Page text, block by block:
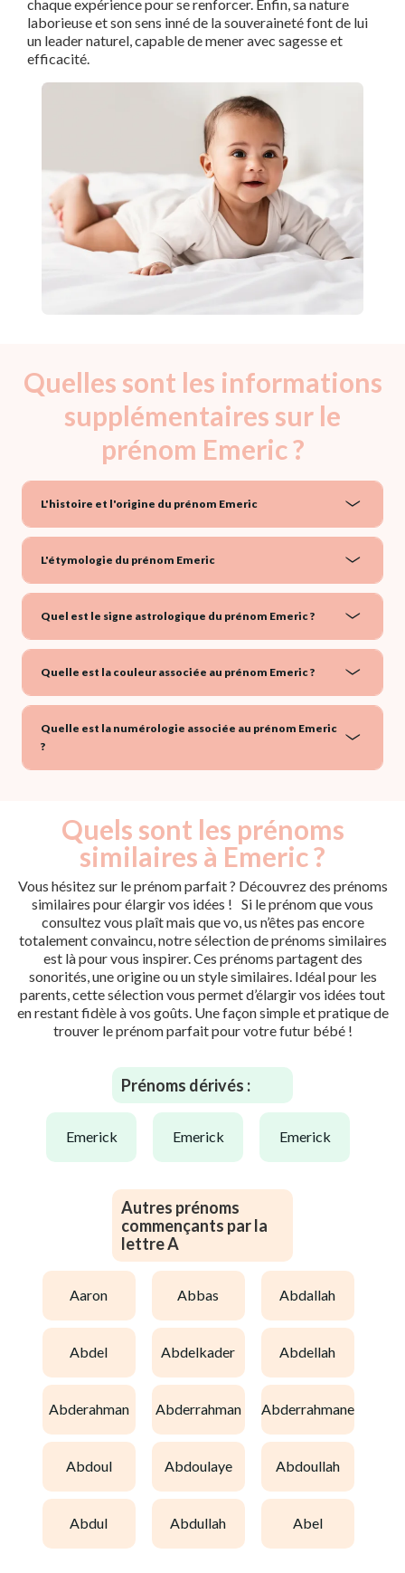
chaque expérience pour se renforcer. Enfin, sa nature
laborieuse et son sens inné de la souveraineté font de lui
un leader naturel, capable de mener avec sagesse et
efficacité.
Quelles sont les informations
supplémentaires sur le
prénom Emeric ?
L'histoire et l'origine du prénom Emeric
L'étymologie du prénom Emeric
Quel est le signe astrologique du prénom Emeric ?
Quelle est la couleur associée au prénom Emeric ?
Quelle est la numérologie associée au prénom Emeric
?
Quels sont les prénoms
similaires à Emeric ?
Vous hésitez sur le prénom parfait ? Découvrez des prénoms
similaires pour élargir vos idées ! Si le prénom que vous
consultez vous plaît mais que vo, us n’êtes pas encore
totalement convaincu, notre sélection de prénoms similaires
est là pour vous inspirer. Ces prénoms partagent des
sonorités, une origine ou un style similaires. Idéal pour les
parents, cette sélection vous permet d’élargir vos idées tout
en restant fidèle à vos goûts. Une façon simple et pratique de
trouver le prénom parfait pour votre futur bébé !
Prénoms dérivés :
emerick emerick emerick
Autres prénoms
commençants par la
lettre A
aaron abbas abdallah
abdel abdelkader abdellah
abderahman abderrahman abderrahmane
abdoul abdoulaye abdoullah
abdul abdullah abel